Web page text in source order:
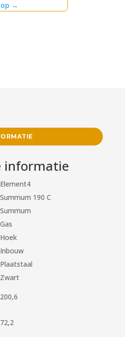
→
informatie
Element4
Summum 190 C
Summum
Gas
Hoek
Inbouw
Plaatstaal
Zwart
200,6
72,2